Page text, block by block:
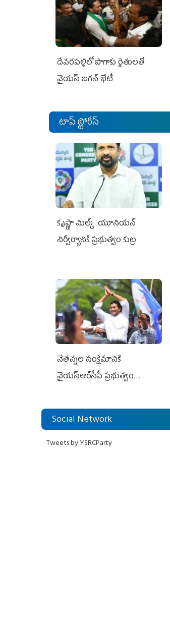
దేవరపల్లిలో పొగాకు రైతులతో
వైయస్ జగన్ భేటీ
టాప్ స్టోరీస్
కృష్ణా మిల్క్‌ యూనియన్‌
నిర్వీర్యానికి ప్రభుత్వం కుట్ర
నేతన్నల సంక్షేమానికి
వైయ‌స్ఆర్‌సీపీ ప్రభుత్వం
Social Network
Tweets by YSRCParty